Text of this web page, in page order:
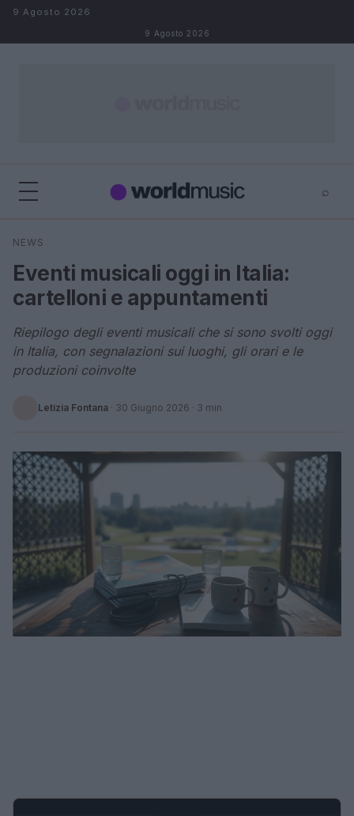
Salta al contenuto
9 Agosto 2026
9 Agosto 2026
⌕
Cerca
NEWS
Eventi musicali oggi in Italia:
cartelloni e appuntamenti
Riepilogo degli eventi musicali che si sono svolti oggi
in Italia, con segnalazioni sui luoghi, gli orari e le
produzioni coinvolte
Letizia Fontana · 30 Giugno 2026 · 3 min